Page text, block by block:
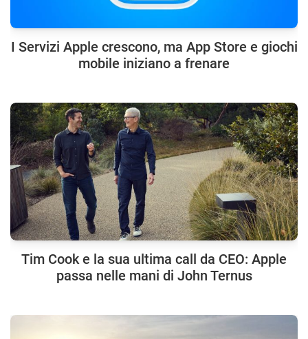
I Servizi Apple crescono, ma App Store e giochi
mobile iniziano a frenare
Tim Cook e la sua ultima call da CEO: Apple
passa nelle mani di John Ternus